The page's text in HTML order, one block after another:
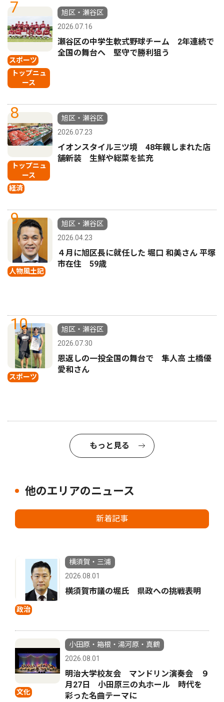
7
スポーツ
トップニュ
ース
旭区・瀬谷区
2026.07.16
瀬谷区の中学生軟式野球チーム 2年連続で
全国の舞台へ 堅守で勝利狙う
8
トップニュ
ース
経済
旭区・瀬谷区
2026.07.23
イオンスタイル三ツ境 48年親しまれた店
舗新装 生鮮や総菜を拡充
9
人物風土記
旭区・瀬谷区
2026.04.23
４月に旭区長に就任した 堀口 和美さん 平塚
市在住 59歳
10
スポーツ
旭区・瀬谷区
2026.07.30
恩返しの一投全国の舞台で 隼人高 土橋優
愛和さん
もっと見る
他のエリアのニュース
新着記事
政治
横須賀・三浦
2026.08.01
横須賀市議の堀氏 県政への挑戦表明
文化
小田原・箱根・湯河原・真鶴
2026.08.01
明治大学校友会 マンドリン演奏会 ９
月27日 小田原三の丸ホール 時代を
彩った名曲テーマに